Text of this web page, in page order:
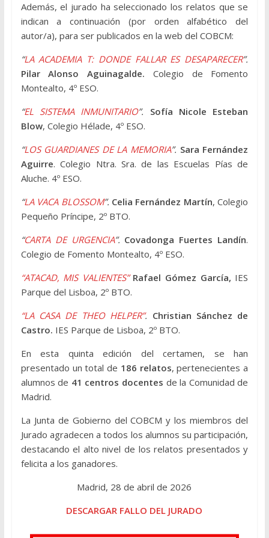
Además, el jurado ha seleccionado los relatos que se
indican a continuación (por orden alfabético del
autor/a), para ser publicados en la web del COBCM:
“LA ACADEMIA T: DONDE FALLAR ES DESAPARECER”.
Pilar Alonso Aguinagalde. Colegio de Fomento
Montealto, 4º ESO.
“EL SISTEMA INMUNITARIO”.
Sofía Nicole Esteban
Blow, Colegio Hélade, 4º ESO.
“LOS GUARDIANES DE LA MEMORIA”. Sara Fernández
Aguirre. Colegio Ntra. Sra. de las Escuelas Pías de
Aluche. 4º ESO.
“LA VACA BLOSSOM”. Celia Fernández Martín, Colegio
Pequeño Príncipe, 2º BTO.
“CARTA DE URGENCIA”. Covadonga Fuertes Landín.
Colegio de Fomento Montealto, 4º ESO.
“ATACAD, MIS VALIENTES” Rafael Gómez García, IES
Parque del Lisboa, 2º BTO.
“LA CASA DE THEO HELPER”. Christian Sánchez de
Castro. IES Parque de Lisboa, 2º BTO.
En esta quinta edición del certamen, se han
presentado un total de 186 relatos, pertenecientes a
alumnos de 41 centros docentes de la Comunidad de
Madrid.
La Junta de Gobierno del COBCM y los miembros del
Jurado agradecen a todos los alumnos su participación,
destacando el alto nivel de los relatos presentados y
felicita a los ganadores.
Madrid, 28 de abril de 2026
DESCARGAR FALLO DEL JURADO